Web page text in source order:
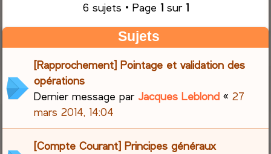
c
h
6 sujets • Page 1sur 1
Sujets
[Rapprochement] Pointage et validation des
opérations
Dernier message parJacques Leblond «27
mars 2014, 14:04
[Compte Courant] Principes généraux